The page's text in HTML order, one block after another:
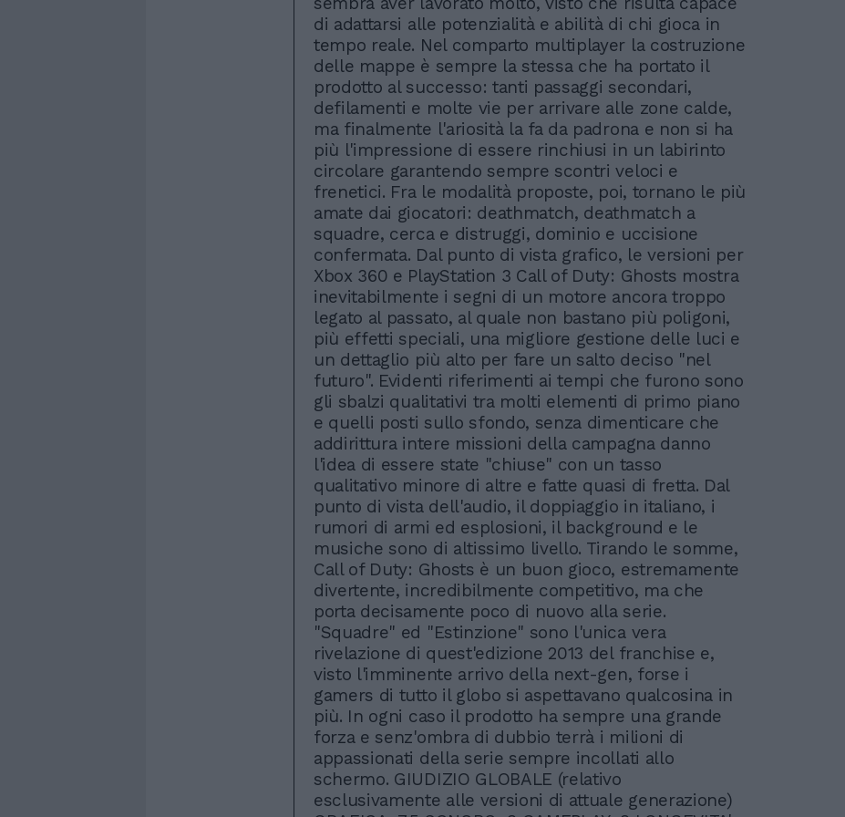
di adattarsi alle potenzialità e abilità di chi gioca in
tempo reale. Nel comparto multiplayer la costruzione
delle mappe è sempre la stessa che ha portato il
prodotto al successo: tanti passaggi secondari,
defilamenti e molte vie per arrivare alle zone calde,
ma finalmente l'ariosità la fa da padrona e non si ha
più l'impressione di essere rinchiusi in un labirinto
circolare garantendo sempre scontri veloci e
frenetici. Fra le modalità proposte, poi, tornano le più
amate dai giocatori: deathmatch, deathmatch a
squadre, cerca e distruggi, dominio e uccisione
confermata. Dal punto di vista grafico, le versioni per
Xbox 360 e PlayStation 3 Call of Duty: Ghosts mostra
inevitabilmente i segni di un motore ancora troppo
legato al passato, al quale non bastano più poligoni,
più effetti speciali, una migliore gestione delle luci e
un dettaglio più alto per fare un salto deciso "nel
futuro". Evidenti riferimenti ai tempi che furono sono
gli sbalzi qualitativi tra molti elementi di primo piano
e quelli posti sullo sfondo, senza dimenticare che
addirittura intere missioni della campagna danno
l'idea di essere state "chiuse" con un tasso
qualitativo minore di altre e fatte quasi di fretta. Dal
punto di vista dell'audio, il doppiaggio in italiano, i
rumori di armi ed esplosioni, il background e le
musiche sono di altissimo livello. Tirando le somme,
Call of Duty: Ghosts è un buon gioco, estremamente
divertente, incredibilmente competitivo, ma che
porta decisamente poco di nuovo alla serie.
"Squadre" ed "Estinzione" sono l'unica vera
rivelazione di quest'edizione 2013 del franchise e,
visto l'imminente arrivo della next-gen, forse i
gamers di tutto il globo si aspettavano qualcosina in
più. In ogni caso il prodotto ha sempre una grande
forza e senz'ombra di dubbio terrà i milioni di
appassionati della serie sempre incollati allo
schermo. GIUDIZIO GLOBALE (relativo
esclusivamente alle versioni di attuale generazione)